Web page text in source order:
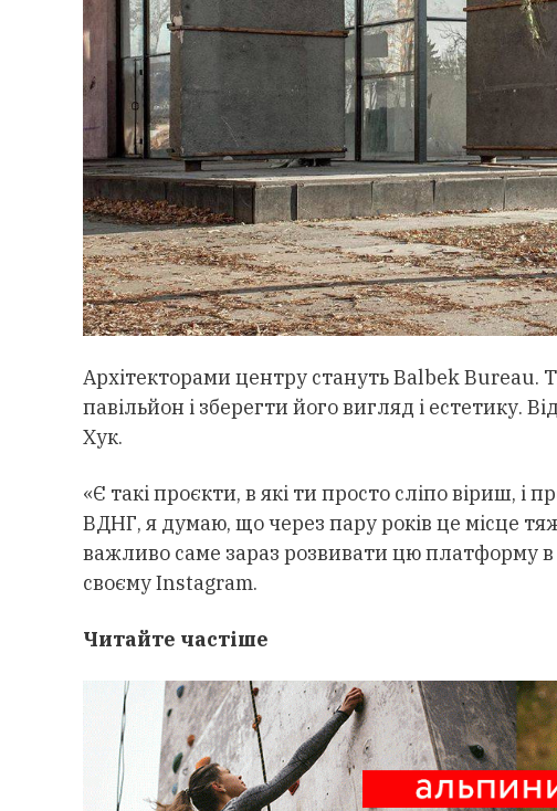
Архітекторами центру стануть Balbek Bureau.
павільйон і зберегти його вигляд і естетику.
Хук.
«Є такі проєкти, в які ти просто сліпо віриш, і
ВДНГ, я думаю, що через пару років це місце
важливо саме зараз розвивати цю платформу в
своєму Instagram.
Читайте частіше